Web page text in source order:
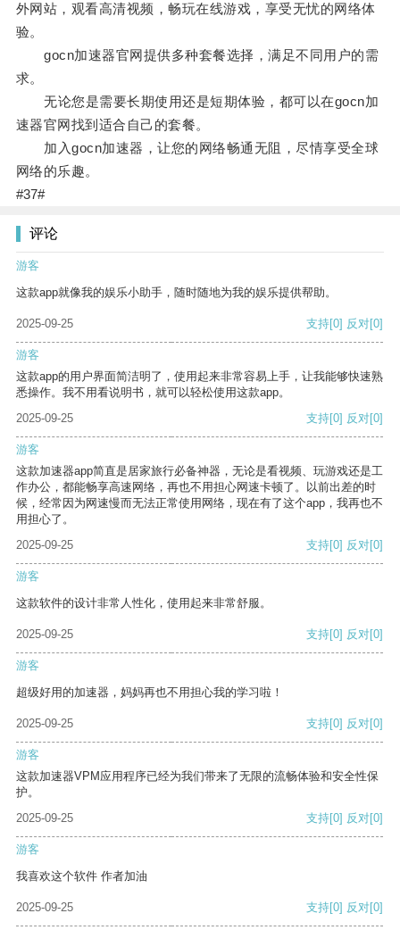
外网站，观看高清视频，畅玩在线游戏，享受无忧的网络体
验。
gocn加速器官网提供多种套餐选择，满足不同用户的需
求。
无论您是需要长期使用还是短期体验，都可以在gocn加
速器官网找到适合自己的套餐。
加入gocn加速器，让您的网络畅通无阻，尽情享受全球
网络的乐趣。
#37#
评论
游客
这款app就像我的娱乐小助手，随时随地为我的娱乐提供帮助。
2025-09-25 支持[0] 反对[0]
游客
这款app的用户界面简洁明了，使用起来非常容易上手，让我能够快速熟
悉操作。我不用看说明书，就可以轻松使用这款app。
2025-09-25
支持[0] 反对[0]
游客
这款加速器app简直是居家旅行必备神器，无论是看视频、玩游戏还是工
作办公，都能畅享高速网络，再也不用担心网速卡顿了。以前出差的时
候，经常因为网速慢而无法正常使用网络，现在有了这个app，我再也不
用担心了。
2025-09-25
支持[0] 反对[0]
游客
这款软件的设计非常人性化，使用起来非常舒服。
2025-09-25 支持[0] 反对[0]
游客
超级好用的加速器，妈妈再也不用担心我的学习啦！
2025-09-25 支持[0] 反对[0]
游客
这款加速器VPM应用程序已经为我们带来了无限的流畅体验和安全性保
护。
2025-09-25
支持[0] 反对[0]
游客
我喜欢这个软件 作者加油
2025-09-25 支持[0] 反对[0]